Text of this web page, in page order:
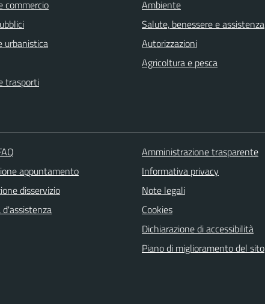
commercio
urbanistica
trasporti
Ambiente
Salute, benessere e assistenza
Autorizzazioni
Agricoltura e pesca
appuntamento
disservizio
d'assistenza
Amministrazione trasparente
Informativa privacy
Note legali
Cookies
Dichiarazione di accessibilità
Piano di miglioramento del sito